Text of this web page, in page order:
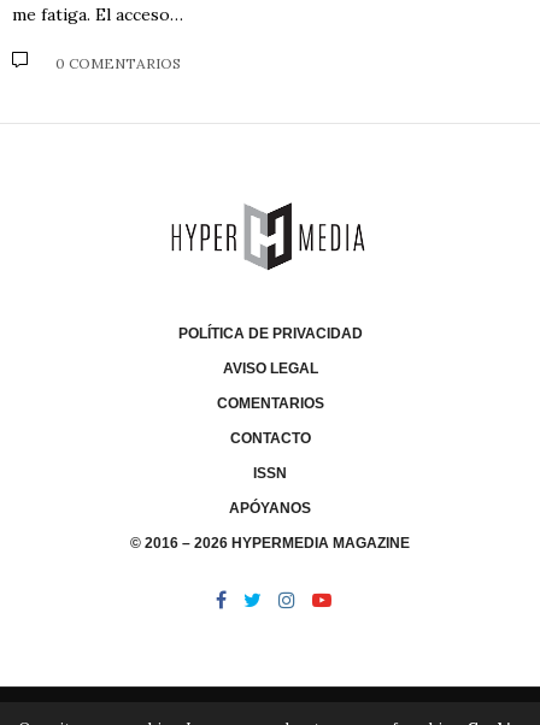
me fatiga. El acceso…
0 COMENTARIOS
POLÍTICA DE PRIVACIDAD
AVISO LEGAL
COMENTARIOS
CONTACTO
ISSN
APÓYANOS
© 2016 – 2026 HYPERMEDIA MAGAZINE